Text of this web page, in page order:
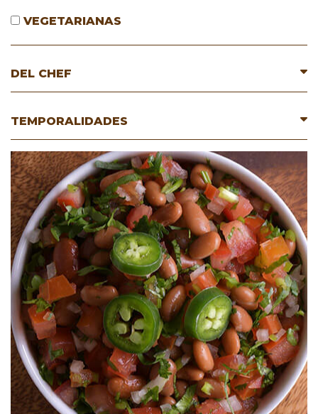
VEGETARIANAS
DEL CHEF
TEMPORALIDADES